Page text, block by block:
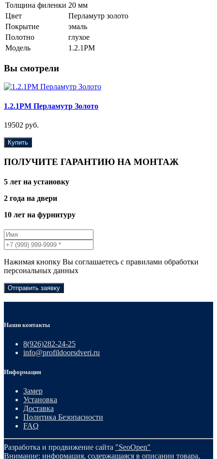
Толщина филенки 20 мм
Цвет
Перламутр золото
Покрытие
эмаль
Полотно
глухое
Модель
1.2.1PM
Вы смотрели
1.2.1PM Перламутр Золото
19502 руб.
Купить
ПОЛУЧИТЕ ГАРАНТИЮ НА МОНТАЖ
5 лет на установку
2 года на двери
10 лет на фурнитуру
Нажимая кнопку Вы соглашаетесь с правилами обработки
персональных данных
Отправить заявку
Наши контакты
8(926)282-24-25
info@profildoorsdveri.ru
Информация
Замер
Установка
Доставка
Политика Безопасности
FAQ
Разработка и продвижение сайта "SeoOpen"
Внимание: информация, содержащаяся в описании товара,